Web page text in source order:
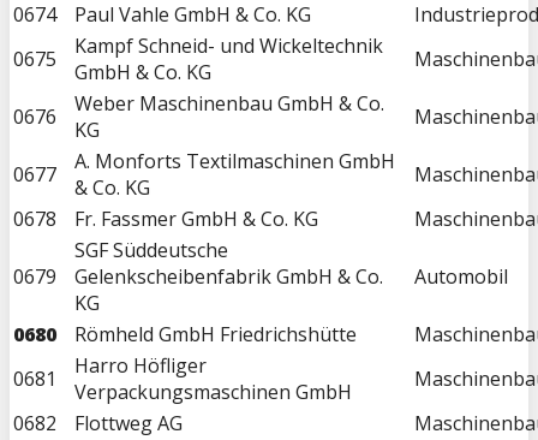
0674
Paul Vahle GmbH & Co. KG
0675
Kampf Schneid- und Wickeltechnik
GmbH & Co. KG
0676
Weber Maschinenbau GmbH & Co.
KG
0677
A. Monforts Textilmaschinen GmbH
& Co. KG
0678
Fr. Fassmer GmbH & Co. KG
0679
SGF Süddeutsche
Gelenkscheibenfabrik GmbH & Co.
KG
Automobil
0680 Römheld GmbH Friedrichshütte
0681
Harro Höfliger
Verpackungsmaschinen GmbH
0682
Flottweg AG